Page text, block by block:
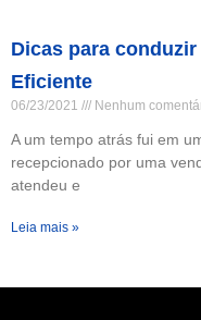
Dicas para
Eficiente
06/23/2021 Nenhum
A um tempo atrás fui em
recepcionado por uma
atendeu e
Leia mais »